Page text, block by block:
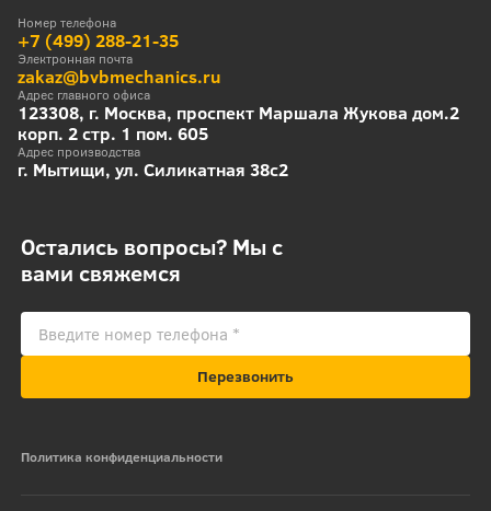
Номер телефона
+7 (499) 288-21-35
Электронная почта
zakaz@bvbmechanics.ru
Адрес главного офиса
123308, г. Москва, проспект Маршала Жукова дом.2
корп. 2 стр. 1 пом. 605
Адрес производства
г. Мытищи, ул. Силикатная 38с2
Остались вопросы? Мы с
вами свяжемся
Перезвонить
Политика конфиденциальности